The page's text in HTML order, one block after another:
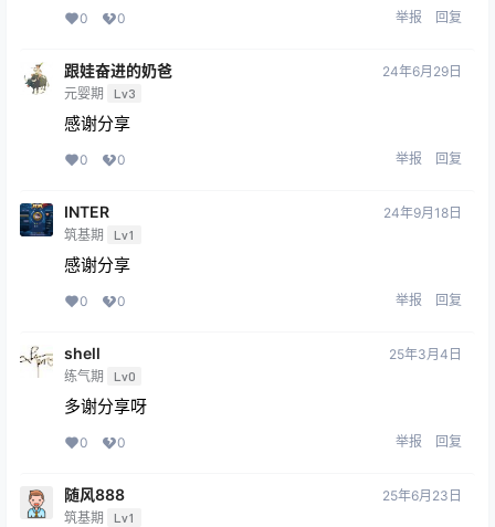
0 0 举报 回复
跟娃奋进的奶爸
元婴期 Lv3
24年6月29日
感谢分享
0 0 举报 回复
INTER
筑基期 Lv1
24年9月18日
感谢分享
0 0 举报 回复
shell
练气期 Lv0
25年3月4日
多谢分享呀
0 0 举报 回复
随风888
筑基期 Lv1
25年6月23日